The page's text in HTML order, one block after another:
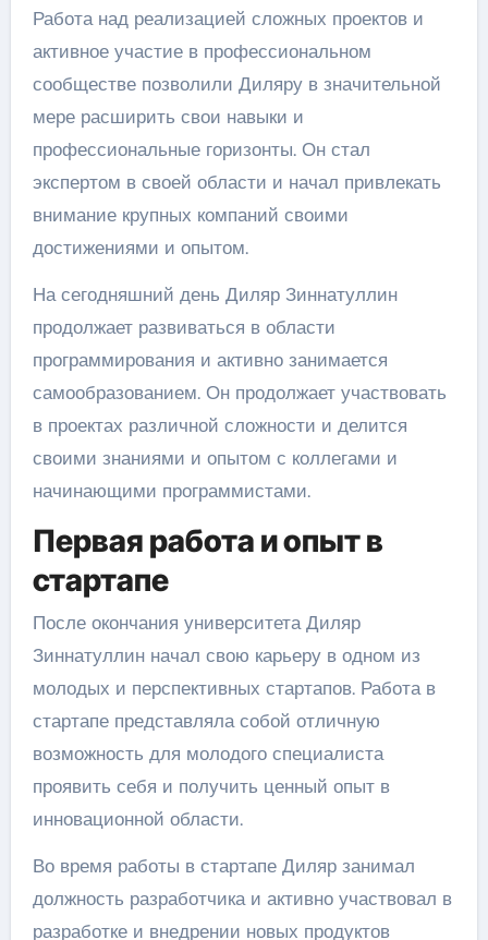
Работа над реализацией сложных проектов и
активное участие в профессиональном
сообществе позволили Диляру в значительной
мере расширить свои навыки и
профессиональные горизонты. Он стал
экспертом в своей области и начал привлекать
внимание крупных компаний своими
достижениями и опытом.
На сегодняшний день Диляр Зиннатуллин
продолжает развиваться в области
программирования и активно занимается
самообразованием. Он продолжает участвовать
в проектах различной сложности и делится
своими знаниями и опытом с коллегами и
начинающими программистами.
Первая работа и опыт в
стартапе
После окончания университета Диляр
Зиннатуллин начал свою карьеру в одном из
молодых и перспективных стартапов. Работа в
стартапе представляла собой отличную
возможность для молодого специалиста
проявить себя и получить ценный опыт в
инновационной области.
Во время работы в стартапе Диляр занимал
должность разработчика и активно участвовал в
разработке и внедрении новых продуктов